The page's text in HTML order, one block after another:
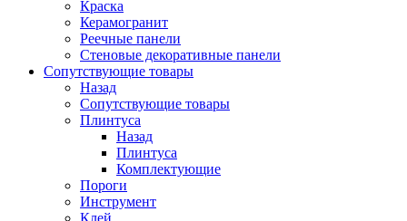
Краска
Керамогранит
Реечные панели
Стеновые декоративные панели
Сопутствующие товары
Назад
Сопутствующие товары
Плинтуса
Назад
Плинтуса
Комплектующие
Пороги
Инструмент
Клей